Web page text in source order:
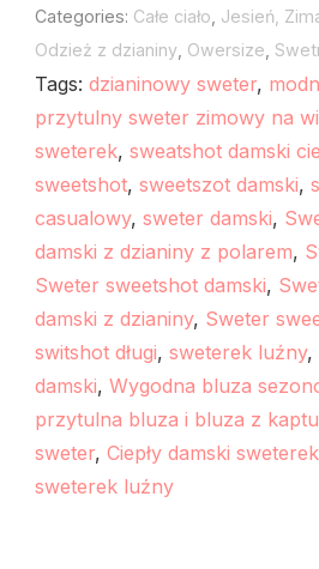
Categories: Całe ciało, Jesień,
Odzież z dzianiny, Owersize,
Tags: dzianinowy sweter,
przytulny sweter zimowy na
sweterek, sweatshot damski
sweetshot, sweetszot damski,
casualowy, sweter damski,
damski z dzianiny z polarem,
Sweter sweetshot damski,
damski z dzianiny, Sweter
switshot długi, sweterek luźny,
damski, Wygodna bluza
przytulna bluza i bluza z
sweter, Сiepły damski sweterek
sweterek luźny